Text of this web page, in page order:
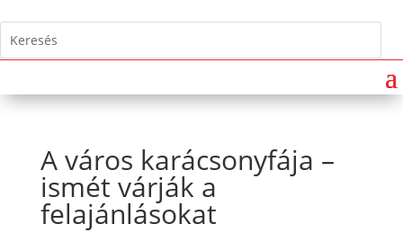
A város karácsonyfája –
ismét várják a
felajánlásokat